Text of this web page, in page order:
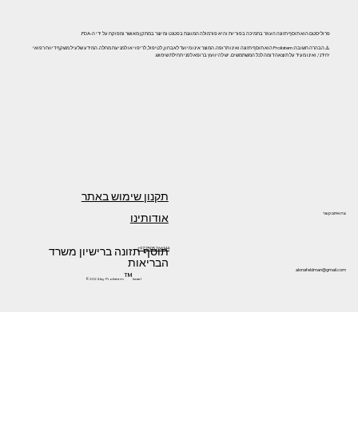
©2024 by Prolistem™Israel
פרוליסטם הוא תוסף תזונה העוזר בתמיכה בפוריות והיא פורמולה המוגנת בפטנט ומיוצר במתקן מאושר ומפוקח על ידי ה-FDA.
⚠️ הבהרה חשובה: Prolistem הוא תוסף תזונה ואינו תרופה. המוצר אינו מיועד לאבחון, לטיפול, לריפוי או למניעת מחלה. המידע שלעיל משקף דיווח רפואי
יחידני, ואינו מעיד על תוצאה דומה לכל המשתמשים. יש להיוועץ ברופא לפני תחילת שימוש.
אודותינו
תקנון שימוש באתר
תוסף תזונה ברישיון משרד
הבריאות alonafeldman@gmail.com
צרו איתנו קשר
+972505266144